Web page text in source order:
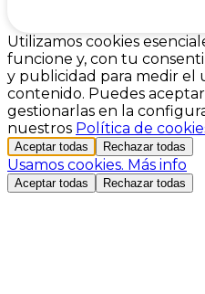
Cookie
Utilizamos cookies
funcione y, con tu
y publicidad para medir el
contenido. Puedes
gestionarlas en la
nuestros Política de
Aceptar todas Rechazar todas
Usamos cookies. Más info
Aceptar todas Rechazar todas